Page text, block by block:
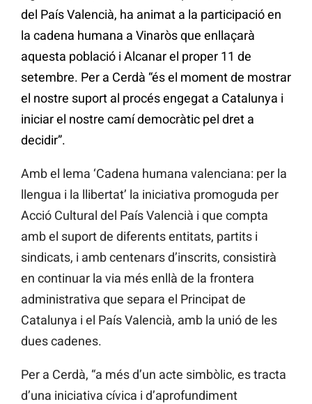
del País Valencià, ha animat a la participació en
la cadena humana a Vinaròs que enllaçarà
aquesta població i Alcanar el proper 11 de
setembre. Per a Cerdà “és el moment de mostrar
el nostre suport al procés engegat a Catalunya i
iniciar el nostre camí democràtic pel dret a
decidir”.
Amb el lema ‘Cadena humana valenciana: per la
llengua i la llibertat’ la iniciativa promoguda per
Acció Cultural del País Valencià i que compta
amb el suport de diferents entitats, partits i
sindicats, i amb centenars d’inscrits, consistirà
en continuar la via més enllà de la frontera
administrativa que separa el Principat de
Catalunya i el País Valencià, amb la unió de les
dues cadenes.
Per a Cerdà, “a més d’un acte simbòlic, es tracta
d’una iniciativa cívica i d’aprofundiment